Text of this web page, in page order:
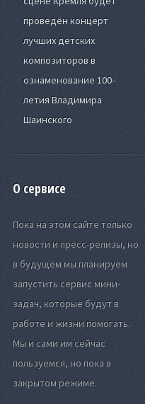
проведён концерт
лучших детских
композиторов в
ознаменование 100-
летия Владимира
Шаинского
О сервисе
Пока на этом сайте только
новости и пресс-релизы, но
в будущем мы планируем
запустить сервис мини-
задач, которые будут в
работе и жизни помогать.
Мы и сами им сейчас
пользуемся, но пока в
закрытом режиме.